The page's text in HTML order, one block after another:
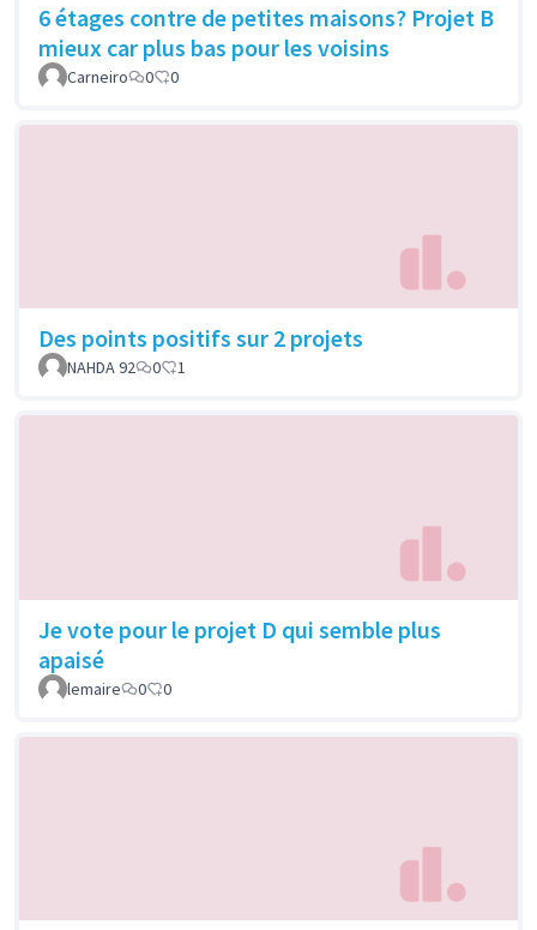
6 étages contre de petites maisons? Projet B
mieux car plus bas pour les voisins
Carneiro 0 0
Des points positifs sur 2 projets
NAHDA 92 0 1
Je vote pour le projet D qui semble plus
apaisé
lemaire 0 0